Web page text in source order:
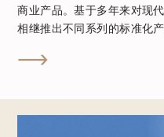
商业产品。基于多年来对现
相继推出不同系列的标准化
生活需求。
